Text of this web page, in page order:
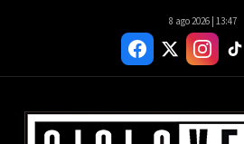
8 ago 2026 | 13:47